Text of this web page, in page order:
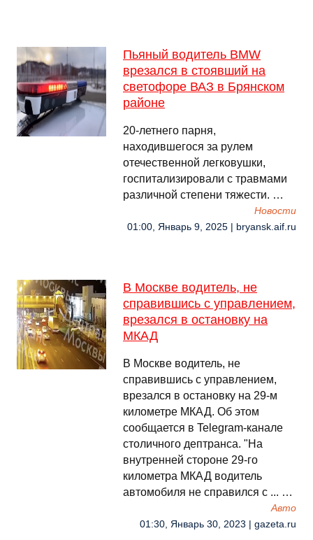
Пьяный водитель BMW
врезался в стоявший на
светофоре ВАЗ в Брянском
районе
20-летнего парня,
находившегося за рулем
отечественной легковушки,
госпитализировали с травмами
различной степени тяжести. …
Новости
01:00, Январь 9, 2025 | bryansk.aif.ru
В Москве водитель, не
справившись с управлением,
врезался в остановку на
МКАД
В Москве водитель, не
справившись с управлением,
врезался в остановку на 29-м
километре МКАД. Об этом
сообщается в Telegram-канале
столичного дептранса. "На
внутренней стороне 29-го
километра МКАД водитель
автомобиля не справился с ... …
Авто
01:30, Январь 30, 2023 | gazeta.ru